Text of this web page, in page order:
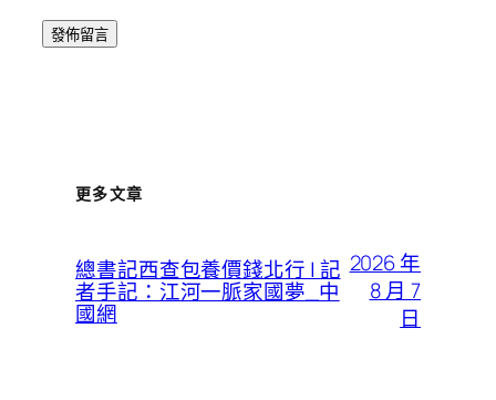
更多文章
總書記西查包養價錢北行 | 記
者手記：江河一脈家國夢_中
國網
2026 年
8 月 7
日